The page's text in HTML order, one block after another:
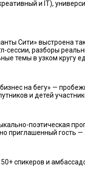
и IT),
Сити» выстроена
разборы
темы в узком кругу
на бегу» —
и детей
поэтическая
приглашенный гость —
спикеров и